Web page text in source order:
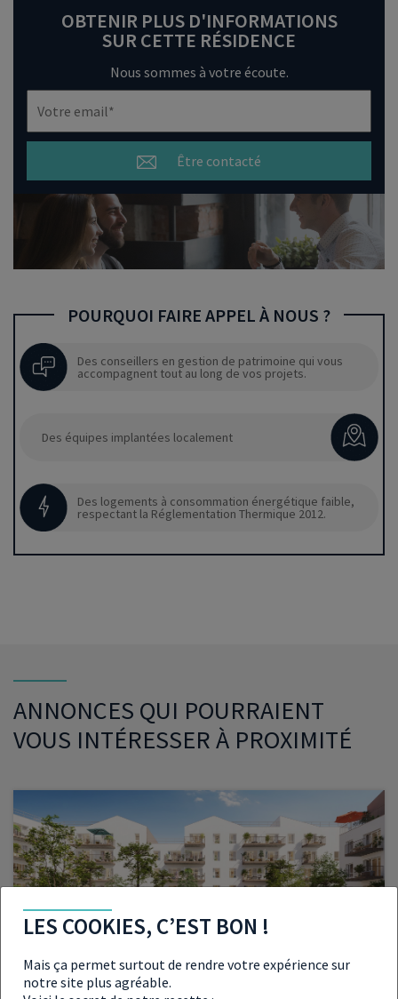
OBTENIR PLUS D'INFORMATIONS
SUR CETTE RÉSIDENCE
Nous sommes à votre écoute.
Être contacté
POURQUOI FAIRE APPEL À NOUS ?
Des conseillers en gestion de patrimoine qui vous
accompagnent tout au long de vos projets.
Des équipes implantées localement
Des logements à consommation énergétique faible,
respectant la Réglementation Thermique 2012.
ANNONCES QUI POURRAIENT
VOUS INTÉRESSER À PROXIMITÉ
INVESTIR À
QUIMPER
LES COOKIES, C’EST BON !
Mais ça permet surtout de rendre votre expérience sur
notre site plus agréable.